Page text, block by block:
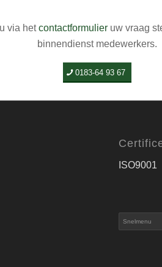
via hetcontactformulier uw vraag
binnendienst medewerkers.
0183-64 93 67
ISO9001